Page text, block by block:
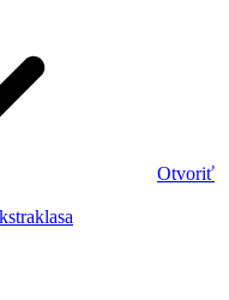
Otvoriť